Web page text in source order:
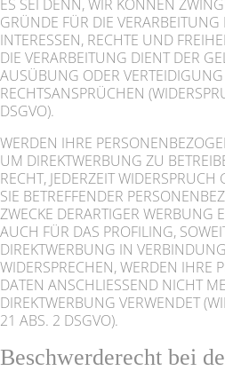
ES SEI DENN, WIR KÖNNEN
GRÜNDE FÜR DIE
INTERESSEN, RECHTE UND
DIE VERARBEITUNG DIENT DER
AUSÜBUNG ODER
RECHTSANSPRÜCHEN
DSGVO).
WERDEN IHRE
UM DIREKTWERBUNG ZU
RECHT, JEDERZEIT
SIE BETREFFENDER
ZWECKE DERARTIGER WERBUNG
AUCH FÜR DAS PROFILING,
DIREKTWERBUNG IN
WIDERSPRECHEN, WERDEN IHRE
DATEN ANSCHLIESSEND NICHT
DIREKTWERBUNG VERWENDET
21 ABS. 2 DSGVO).
Beschwerde­recht bei